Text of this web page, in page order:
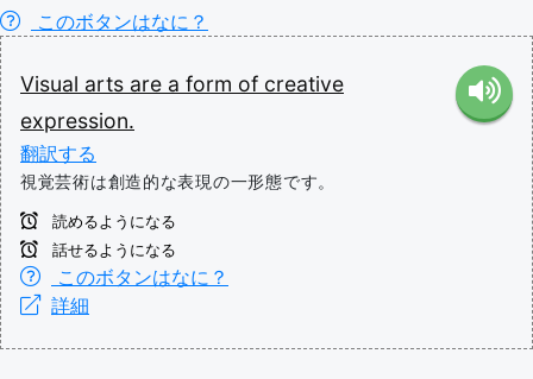
このボタンはなに？
Visual arts are a form of creative
expression.
翻訳する
視覚芸術は創造的な表現の一形態です。
読めるようになる
話せるようになる
このボタンはなに？
詳細